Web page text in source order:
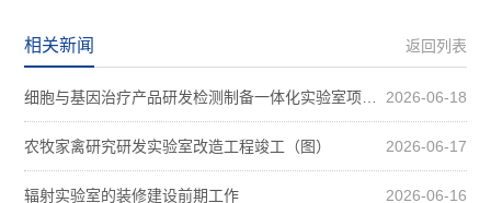
返回列表
相关新闻
2026-06-18
细胞与基因治疗产品研发检测制备一体化实验室项目装修案例图
2026-06-17
农牧家禽研究研发实验室改造工程竣工（图）
2026-06-16
辐射实验室的装修建设前期工作